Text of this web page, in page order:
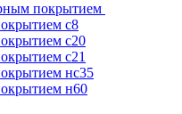
покрытием
с8
с20
с21
нс35
н60